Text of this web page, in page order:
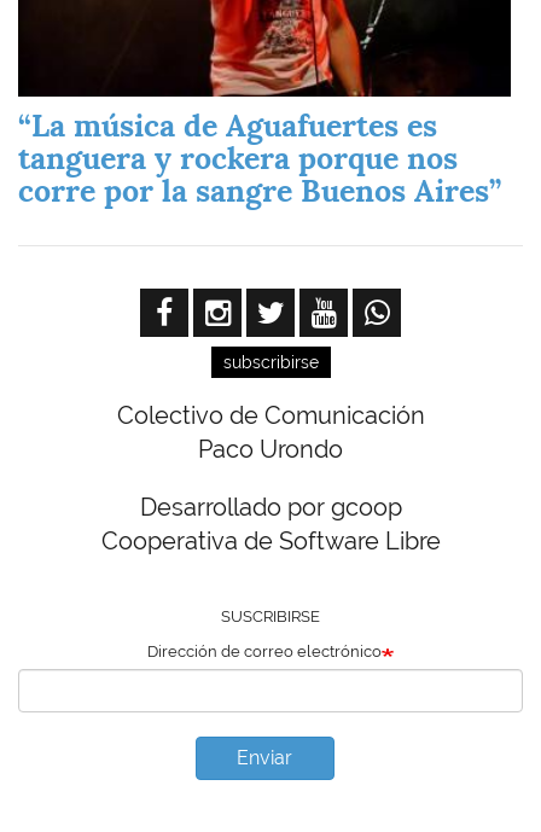
“La música de Aguafuertes es
tanguera y rockera porque nos
corre por la sangre Buenos Aires”
subscribirse
Colectivo de Comunicación
Paco Urondo
Desarrollado por gcoop
Cooperativa de Software Libre
SUSCRIBIRSE
Dirección de correo electrónico
Enviar